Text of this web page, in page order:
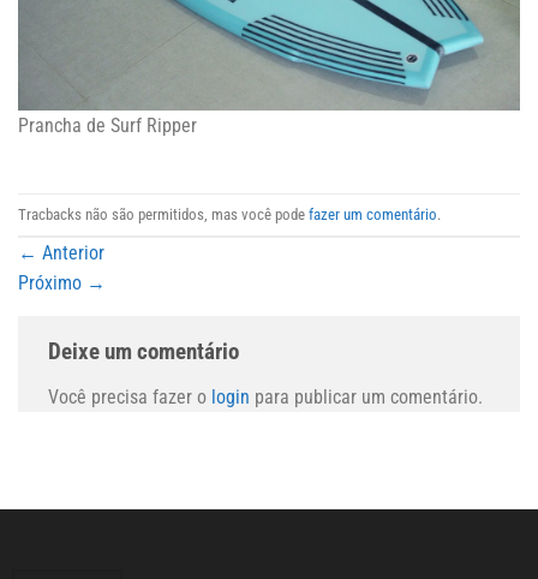
Prancha de Surf Ripper
Tracbacks não são permitidos, mas você pode fazer um comentário.
← Anterior
Próximo →
Deixe um comentário
Você precisa fazer o login para publicar um comentário.